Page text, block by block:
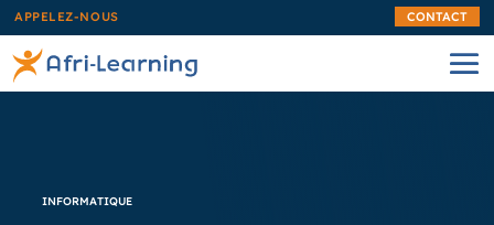
APPELEZ-NOUS CONTACT
INFORMATIQUE